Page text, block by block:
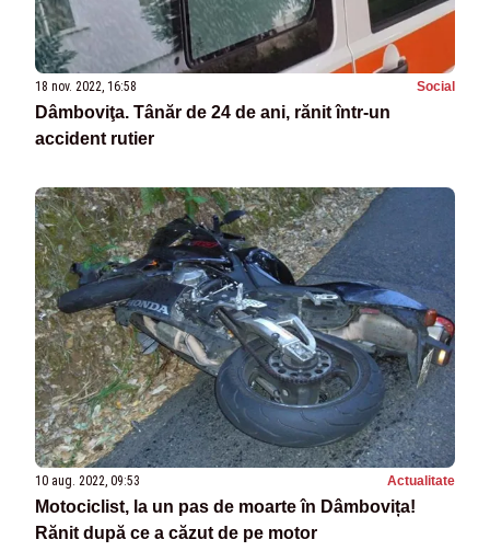
18 nov. 2022, 16:58 Social
Dâmboviţa. Tânăr de 24 de ani, rănit într-un
accident rutier
10 aug. 2022, 09:53 Actualitate
Motociclist, la un pas de moarte în Dâmbovița!
Rănit după ce a căzut de pe motor